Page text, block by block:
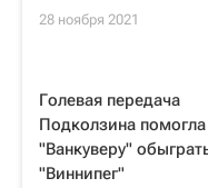
28 ноября 2021
Голевая передача
Подколзина помогла
"Ванкуверу"
"Виннипег"